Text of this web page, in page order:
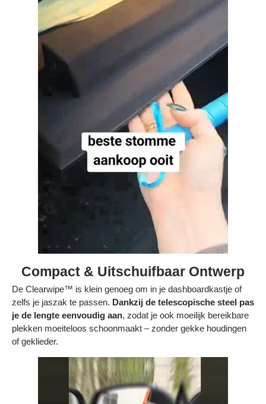
Compact & Uitschuifbaar Ontwerp
De Clearwipe™ is klein genoeg om in je dashboardkastje of
zelfs je jaszak te passen. Dankzij de telescopische steel pas
je de lengte eenvoudig aan, zodat je ook moeilijk bereikbare
plekken moeiteloos schoonmaakt – zonder gekke houdingen
of geklieder.